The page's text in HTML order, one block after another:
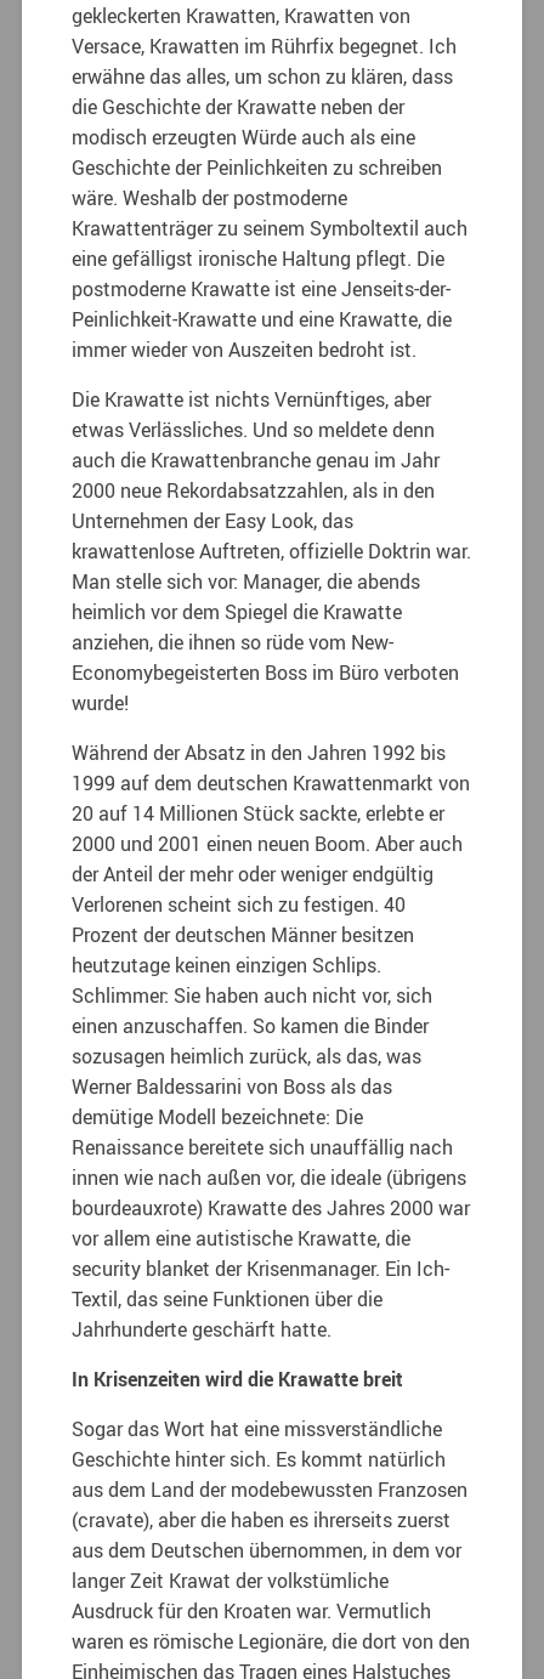
gekleckerten Krawatten, Krawatten von
Versace, Krawatten im Rührfix begegnet. Ich
erwähne das alles, um schon zu klären, dass
die Geschichte der Krawatte neben der
modisch erzeugten Würde auch als eine
Geschichte der Peinlichkeiten zu schreiben
wäre. Weshalb der postmoderne
Krawattenträger zu seinem Symboltextil auch
eine gefälligst ironische Haltung pflegt. Die
postmoderne Krawatte ist eine Jenseits-der-
Peinlichkeit-Krawatte und eine Krawatte, die
immer wieder von Auszeiten bedroht ist.
Die Krawatte ist nichts Vernünftiges, aber
etwas Verlässliches. Und so meldete denn
auch die Krawattenbranche genau im Jahr
2000 neue Rekordabsatzzahlen, als in den
Unternehmen der Easy Look, das
krawattenlose Auftreten, offizielle Doktrin war.
Man stelle sich vor: Manager, die abends
heimlich vor dem Spiegel die Krawatte
anziehen, die ihnen so rüde vom New-
Economybegeisterten Boss im Büro verboten
wurde!
Während der Absatz in den Jahren 1992 bis
1999 auf dem deutschen Krawattenmarkt von
20 auf 14 Millionen Stück sackte, erlebte er
2000 und 2001 einen neuen Boom. Aber auch
der Anteil der mehr oder weniger endgültig
Verlorenen scheint sich zu festigen. 40
Prozent der deutschen Männer besitzen
heutzutage keinen einzigen Schlips.
Schlimmer: Sie haben auch nicht vor, sich
einen anzuschaffen. So kamen die Binder
sozusagen heimlich zurück, als das, was
Werner Baldessarini von Boss als das
demütige Modell bezeichnete: Die
Renaissance bereitete sich unauffällig nach
innen wie nach außen vor, die ideale (übrigens
bourdeauxrote) Krawatte des Jahres 2000 war
vor allem eine autistische Krawatte, die
security blanket der Krisenmanager. Ein Ich-
Textil, das seine Funktionen über die
Jahrhunderte geschärft hatte.
In Krisenzeiten wird die Krawatte breit
Sogar das Wort hat eine missverständliche
Geschichte hinter sich. Es kommt natürlich
aus dem Land der modebewussten Franzosen
(cravate), aber die haben es ihrerseits zuerst
aus dem Deutschen übernommen, in dem vor
langer Zeit Krawat der volkstümliche
Ausdruck für den Kroaten war. Vermutlich
waren es römische Legionäre, die dort von den
Einheimischen das Tragen eines Halstuches